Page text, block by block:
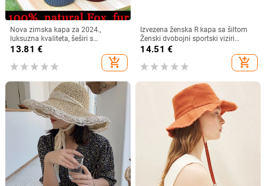
Nova zimska kapa za 2024.,
luksuzna kvaliteta, šeširi s
pomponima od lisičjeg krzna,
kapica, visokokvalitetne zimske
kape s šeširom za djevojčice za
13.81 €
add_shopping_cart
Izvezena ženska R kapa sa šiltom
Ženski dvobojni sportski viziri
Podesivi pamučni keper Ljetni
14.51 €
add_shopping_cart